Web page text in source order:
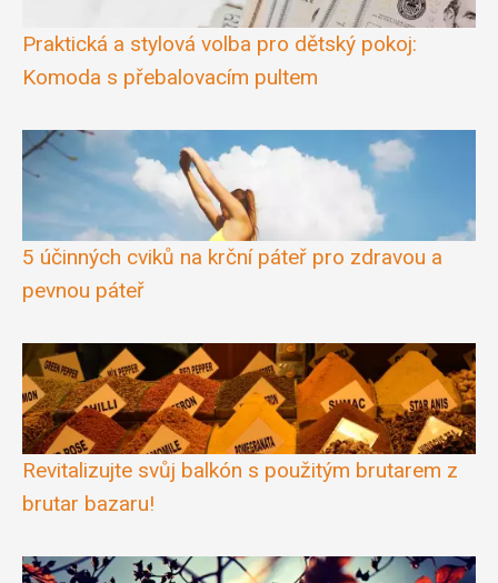
Praktická a stylová volba pro dětský pokoj:
Komoda s přebalovacím pultem
5 účinných cviků na krční páteř pro zdravou a
pevnou páteř
Revitalizujte svůj balkón s použitým brutarem z
brutar bazaru!